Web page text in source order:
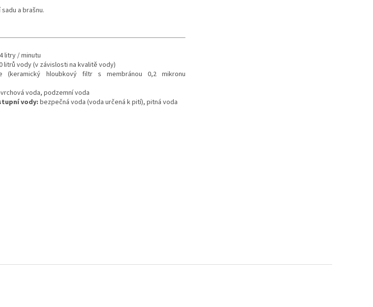
a brašnu.
4 litry / minutu
litrů vody (v závislosti na kvalitě vody)
(keramický hloubkový filtr s membránou 0,2 mikronu
voda, podzemní voda
vody: bezpečná voda (voda určená k pití), pitná voda